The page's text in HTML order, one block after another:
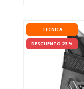
TECNICA
DESCUENTO 23 %